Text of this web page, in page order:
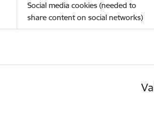
Social media cookies (needed to
share content on social networks)